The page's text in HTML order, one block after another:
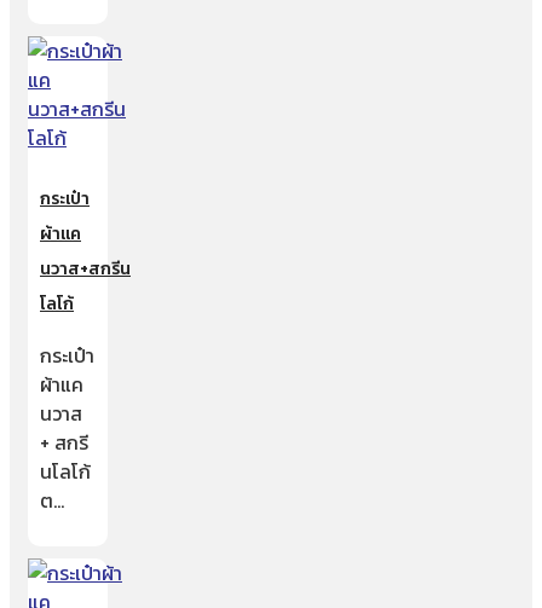
กระเป๋า
ผ้าแค
นวาส+สกรีน
โลโก้
กระเป๋า
ผ้าแค
นวาส
+ สกรี
นโลโก้
ต…